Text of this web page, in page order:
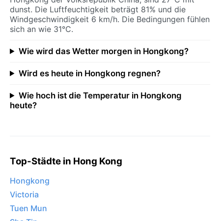
dunst. Die Luftfeuchtigkeit beträgt 81% und die
Windgeschwindigkeit 6 km/h. Die Bedingungen fühlen
sich an wie 31°C.
Wie wird das Wetter morgen in Hongkong?
Wird es heute in Hongkong regnen?
Wie hoch ist die Temperatur in Hongkong
heute?
Top-Städte in Hong Kong
Hongkong
Victoria
Tuen Mun